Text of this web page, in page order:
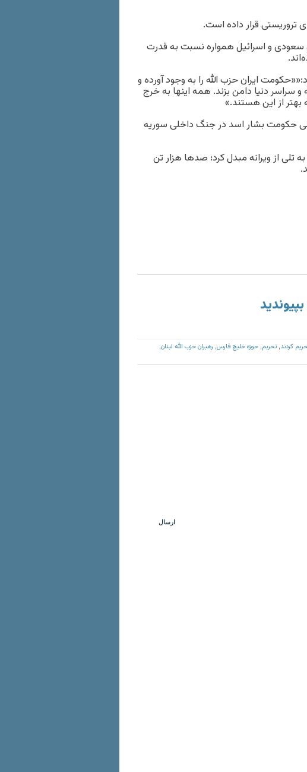
سعودی و اسرائیل همواره نسبت به قدرت
ایران حزب الله را به وجود آورده و
سراسر دنیا دامن بزند. همه اینها به خرج
از این هستند.»
حکومت بشار اسد در جنگ داخلی سوریه
از ویرانه مبدل کرد؛ صدها هزار تن
کردند تحربم حوزه خلیج فارس رهبران حزب الله لبنان